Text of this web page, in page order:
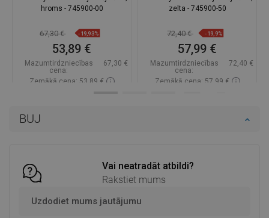
BUJ
Vai neatradāt atbildi?
Rakstiet mums
Uzdodiet mums jautājumu
hroms - 745900-00
67,30 € -19,93%
53,89 €
Mazumtirdzniecības
cena:
67,30 €
Zemākā cena: 53,89 €
zelta - 745900-50
72,40 € -19,9%
57,99 €
Mazumtirdzniecības
cena:
72,40 €
Zemākā cena: 57,99 €